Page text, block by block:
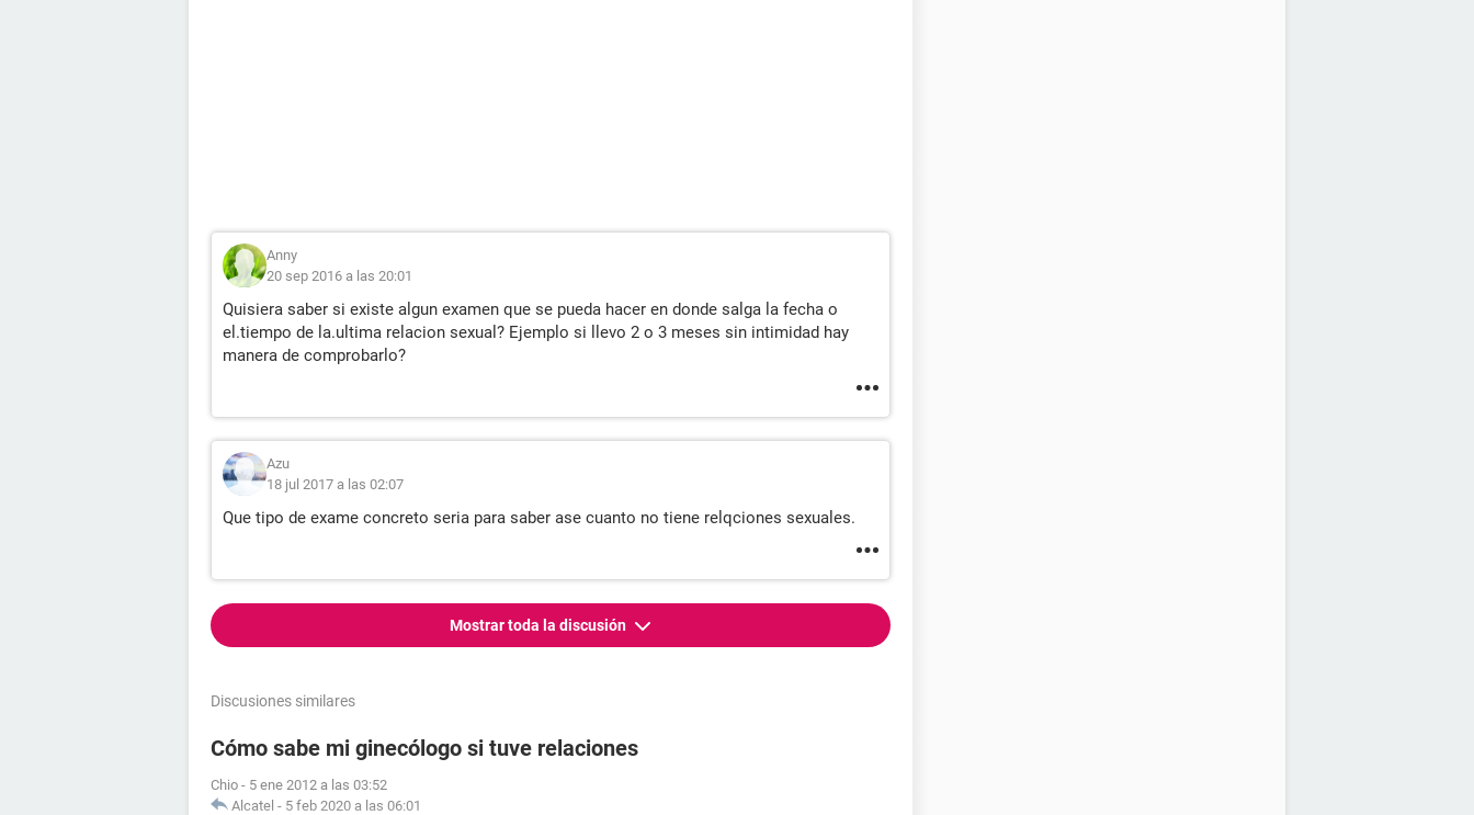
Anny
20 sep 2016 a las 20:01
Quisiera saber si existe algun examen que se pueda hacer en donde salga la fecha o
el.tiempo de la.ultima relacion sexual? Ejemplo si llevo 2 o 3 meses sin intimidad hay
manera de comprobarlo?
Azu
18 jul 2017 a las 02:07
Que tipo de exame concreto seria para saber ase cuanto no tiene relqciones sexuales.
Mostrar toda la discusión
Discusiones similares
Cómo sabe mi ginecólogo si tuve relaciones
Chio - 5 ene 2012 a las 03:52
Alcatel - 5 feb 2020 a las 06:01